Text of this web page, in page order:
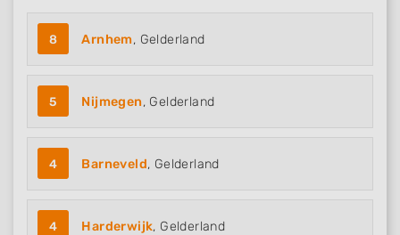
8 Arnhem, Gelderland
5 Nijmegen, Gelderland
4 Barneveld, Gelderland
4 Harderwijk, Gelderland